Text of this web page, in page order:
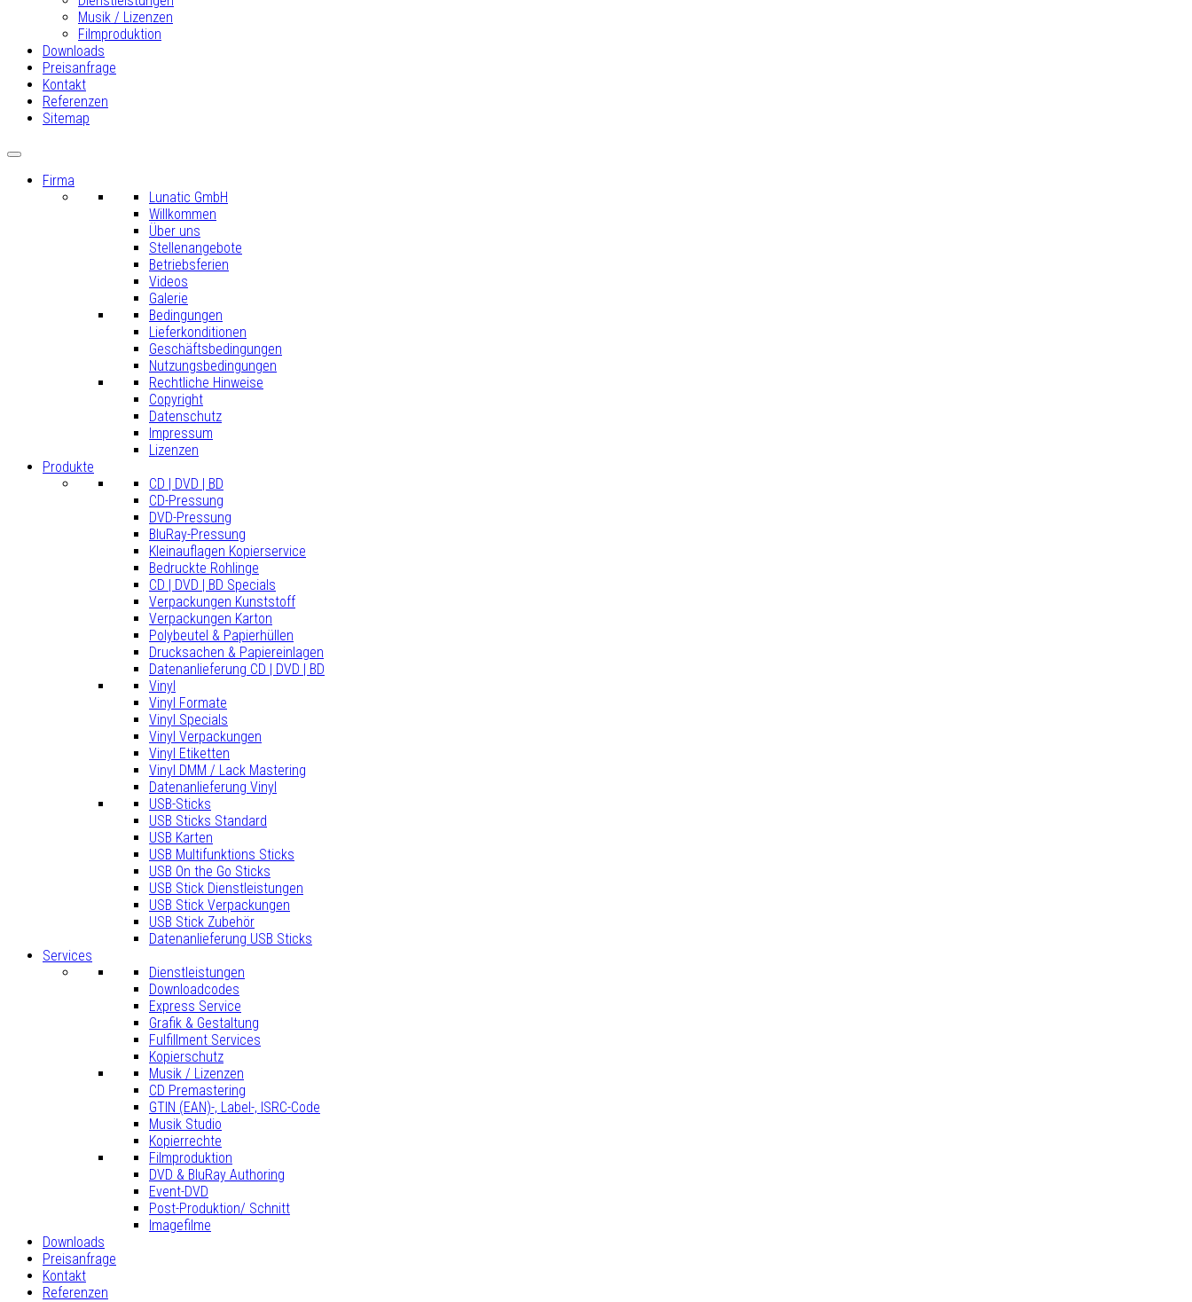
Musik / Lizenzen
Filmproduktion
Downloads
Preisanfrage
Kontakt
Referenzen
Sitemap
Firma
Lunatic GmbH
Willkommen
Über uns
Stellenangebote
Betriebsferien
Videos
Galerie
Bedingungen
Lieferkonditionen
Geschäftsbedingungen
Nutzungsbedingungen
Rechtliche Hinweise
Copyright
Datenschutz
Impressum
Lizenzen
Produkte
CD | DVD | BD
CD-Pressung
DVD-Pressung
BluRay-Pressung
Kleinauflagen Kopierservice
Bedruckte Rohlinge
CD | DVD | BD Specials
Verpackungen Kunststoff
Verpackungen Karton
Polybeutel & Papierhüllen
Drucksachen & Papiereinlagen
Datenanlieferung CD | DVD | BD
Vinyl
Vinyl Formate
Vinyl Specials
Vinyl Verpackungen
Vinyl Etiketten
Vinyl DMM / Lack Mastering
Datenanlieferung Vinyl
USB-Sticks
USB Sticks Standard
USB Karten
USB Multifunktions Sticks
USB On the Go Sticks
USB Stick Dienstleistungen
USB Stick Verpackungen
USB Stick Zubehör
Datenanlieferung USB Sticks
Services
Dienstleistungen
Downloadcodes
Express Service
Grafik & Gestaltung
Fulfillment Services
Kopierschutz
Musik / Lizenzen
CD Premastering
GTIN (EAN)-, Label-, ISRC-Code
Musik Studio
Kopierrechte
Filmproduktion
DVD & BluRay Authoring
Event-DVD
Post-Produktion/ Schnitt
Imagefilme
Downloads
Preisanfrage
Kontakt
Referenzen